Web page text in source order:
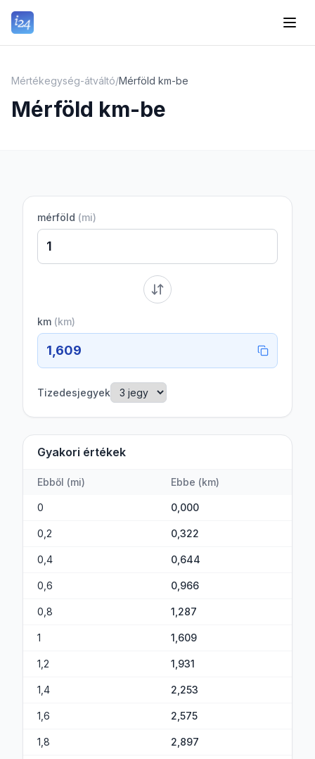
Mértékegység-átváltó/Mérföld km-be
Mérföld km-be
mérföld (mi)
km (km)
1,609
Tizedesjegyek
Gyakori értékek
Ebből (mi) Ebbe (km)
0 0,000
0,2 0,322
0,4 0,644
0,6 0,966
0,8 1,287
1 1,609
1,2 1,931
1,4 2,253
1,6 2,575
1,8 2,897